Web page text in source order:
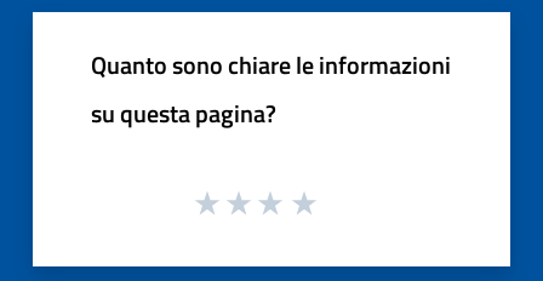
Quanto sono chiare le informazioni
su questa pagina?